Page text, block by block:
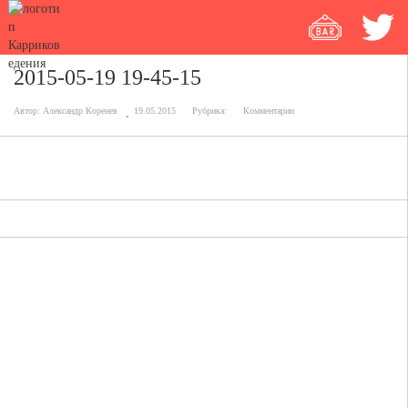
2015-05-19 19-45-15
Автор: Александр Коренев 19.05.2015 Рубрика: Комментарии